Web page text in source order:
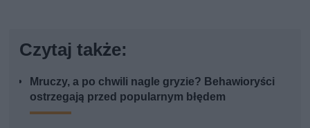
Czytaj także:
Mruczy, a po chwili nagle gryzie? Behawioryści
ostrzegają przed popularnym błędem